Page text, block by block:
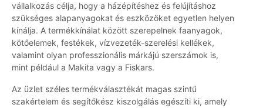
vállalkozás célja, hogy a házépítéshez és felújításhoz
szükséges alapanyagokat és eszközöket egyetlen helyen
kínálja. A termékkínálat között szerepelnek faanyagok,
kötőelemek, festékek, vízvezeték-szerelési kellékek,
valamint olyan professzionális márkájú szerszámok is,
mint például a Makita vagy a Fiskars.
Az üzlet széles termékválasztékát magas szintű
szakértelem és segítőkész kiszolgálás egészíti ki, amely